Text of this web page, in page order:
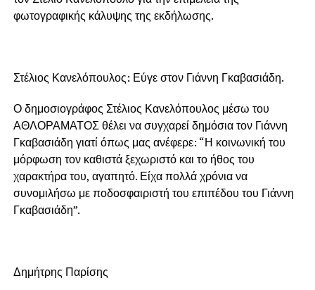
φωτογραφικής κάλυψης της εκδήλωσης.
Στέλιος Κανελόπουλος: Εύγε στον Γιάννη Γκαβασιάδη.
Ο δημοσιογράφος Στέλιος Κανελόπουλος μέσω του
ΑΘΛΟΡΑΜΑΤΟΣ θέλει να συγχαρεί δημόσια τον Γιάννη
Γκαβασιάδη γιατί όπως μας ανέφερε: “Η κοινωνική του
μόρφωση τον καθιστά ξεχωριστό και το ήθος του
χαρακτήρα του, αγαπητό. Είχα πολλά χρόνια να
συνομιλήσω με ποδοσφαιριστή του επιπέδου του Γιάννη
Γκαβασιάδη”.
Δημήτρης Παρίσης